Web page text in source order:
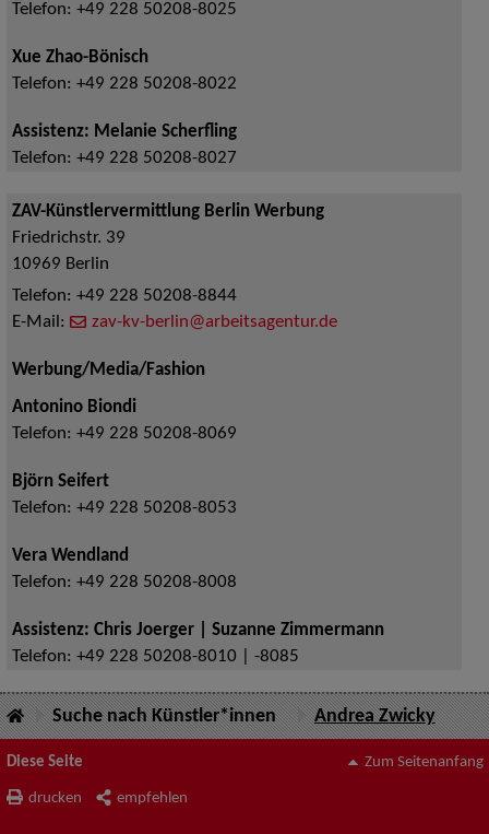
Telefon: +49 228 50208-8025
Xue Zhao-Bönisch
Telefon: +49 228 50208-8022
Assistenz: Melanie Scherfling
Telefon: +49 228 50208-8027
ZAV-Künstlervermittlung Berlin Werbung
Friedrichstr. 39
10969 Berlin
Telefon: +49 228 50208-8844
E-Mail:
zav-kv-berlin@arbeitsagentur.de
Werbung/Media/Fashion
Antonino Biondi
Telefon: +49 228 50208-8069
Björn Seifert
Telefon: +49 228 50208-8053
Vera Wendland
Telefon: +49 228 50208-8008
Assistenz: Chris Joerger | Suzanne Zimmermann
Telefon: +49 228 50208-8010 | -8085
Suche nach Künstler*innen Andrea Zwicky
Diese Seite
drucken empfehlen
Zum Seitenanfang